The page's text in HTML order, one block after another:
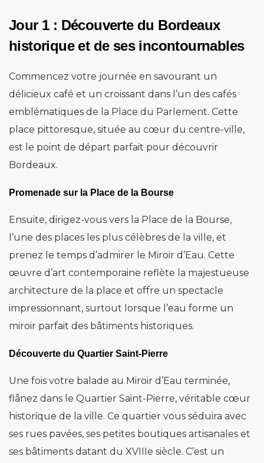
Jour 1 : Découverte du Bordeaux
historique et de ses incontournables
Commencez votre journée en savourant un
délicieux café et un croissant dans l’un des cafés
emblématiques de la Place du Parlement. Cette
place pittoresque, située au cœur du centre-ville,
est le point de départ parfait pour découvrir
Bordeaux.
Promenade sur la Place de la Bourse
Ensuite, dirigez-vous vers la Place de la Bourse,
l’une des places les plus célèbres de la ville, et
prenez le temps d’admirer le Miroir d’Eau. Cette
œuvre d’art contemporaine reflète la majestueuse
architecture de la place et offre un spectacle
impressionnant, surtout lorsque l’eau forme un
miroir parfait des bâtiments historiques.
Découverte du Quartier Saint-Pierre
Une fois votre balade au Miroir d’Eau terminée,
flânez dans le Quartier Saint-Pierre, véritable cœur
historique de la ville. Ce quartier vous séduira avec
ses rues pavées, ses petites boutiques artisanales et
ses bâtiments datant du XVIIIe siècle. C’est un